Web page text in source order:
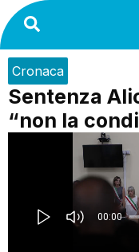
Cronaca
Sentenza
“non la